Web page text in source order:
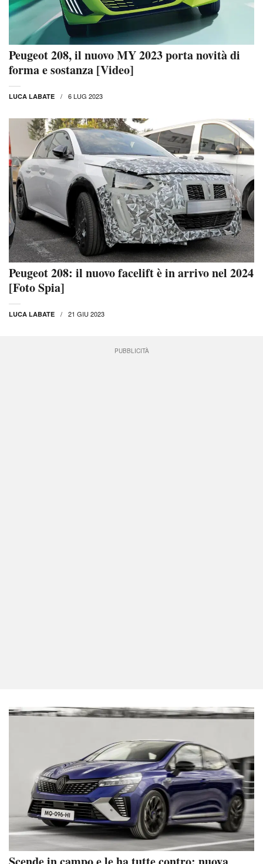
Peugeot 208, il nuovo MY 2023 porta novità di
forma e sostanza [Video]
LUCA LABATE 6 LUG 2023
Peugeot 208: il nuovo facelift è in arrivo nel 2024
[Foto Spia]
LUCA LABATE 21 GIU 2023
PUBBLICITÀ